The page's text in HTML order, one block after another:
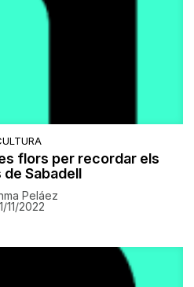
flors per recordar els
Sabadell
Peláez
11/2022